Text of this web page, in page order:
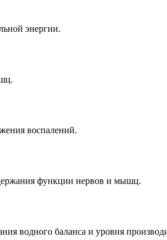
энергии.
воспалений.
функции нервов и мышц.
водного баланса и уровня